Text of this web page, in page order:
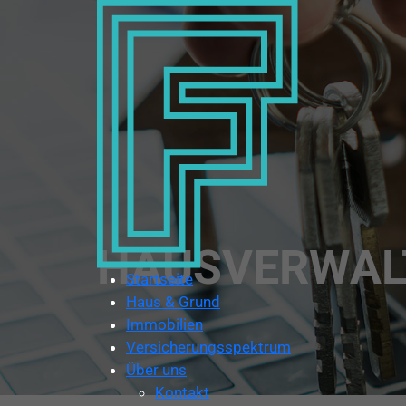
Startseite
Haus & Grund
Immobilien
Versicherungsspektrum
Über uns
Kontakt